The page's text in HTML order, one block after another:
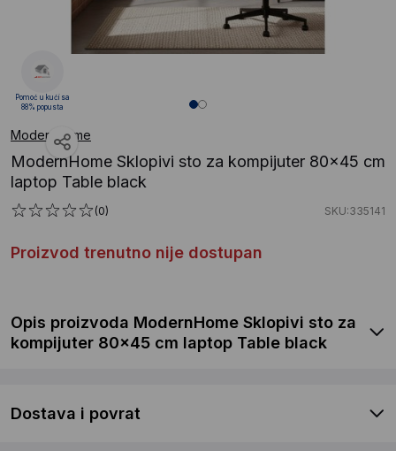
ModernHome
ModernHome Sklopivi sto za kompijuter 80x45 cm
laptop Table black
(0) SKU:335141
Proizvod trenutno nije dostupan
Pomoć u kući sa
88% popusta
Opis proizvoda ModernHome Sklopivi sto za
kompijuter 80x45 cm laptop Table black
Dostava i povrat